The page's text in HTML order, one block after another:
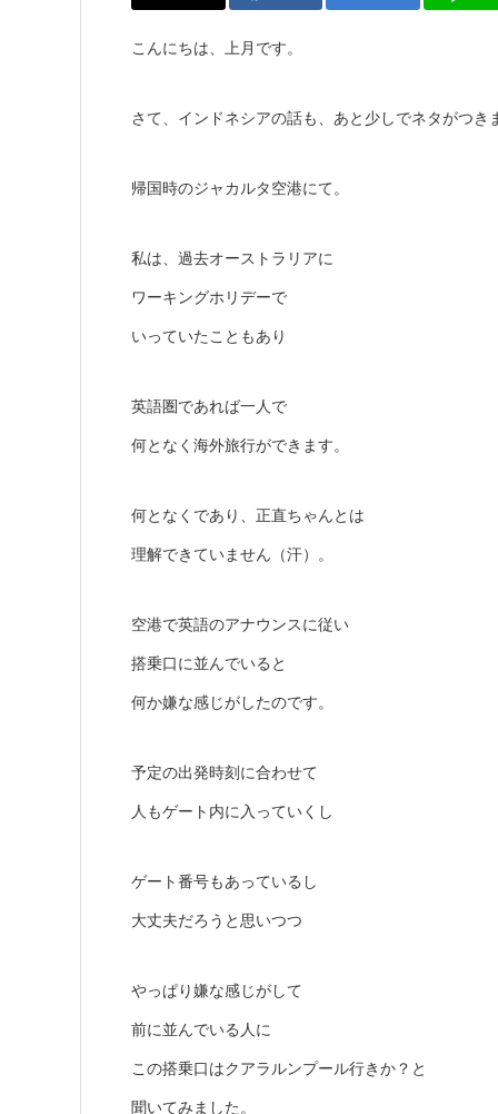
こんにちは、上月です。
さて、インドネシアの話も、あと少しでネタがつき
帰国時のジャカルタ空港にて。
私は、過去オーストラリアに
ワーキングホリデーで
いっていたこともあり
英語圏であれば一人で
何となく海外旅行ができます。
何となくであり、正直ちゃんとは
理解できていません（汗）。
空港で英語のアナウンスに従い
搭乗口に並んでいると
何か嫌な感じがしたのです。
予定の出発時刻に合わせて
人もゲート内に入っていくし
ゲート番号もあっているし
大丈夫だろうと思いつつ
やっぱり嫌な感じがして
前に並んでいる人に
この搭乗口はクアラルンプール行きか？と
聞いてみました。